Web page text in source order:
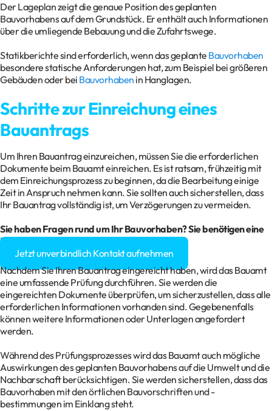
Der Lageplan zeigt die genaue Position des geplanten
Bauvorhabens auf dem Grundstück. Er enthält auch Informationen
über die umliegende Bebauung und die Zufahrtswege.
Statikberichte sind erforderlich, wenn das geplante Bauvorhaben
besondere statische Anforderungen hat, zum Beispiel bei größeren
Gebäuden oder bei Bauvorhaben in Hanglagen.
Schritte zur Einreichung eines
Bauantrags
Um Ihren Bauantrag einzureichen, müssen Sie die erforderlichen
Dokumente beim Bauamt einreichen. Es ist ratsam, frühzeitig mit
dem Einreichungsprozess zu beginnen, da die Bearbeitung einige
Zeit in Anspruch nehmen kann. Sie sollten auch sicherstellen, dass
Ihr Bauantrag vollständig ist, um Verzögerungen zu vermeiden.
Sie haben Fragen rund um Ihr Bauvorhaben? Sie benötigen eine
Baugenehmigung?
Jetzt unverbindlich Kontakt aufnehmen
Nachdem Sie Ihren Bauantrag eingereicht haben, wird das Bauamt
eine umfassende Prüfung durchführen. Sie werden die
eingereichten Dokumente überprüfen, um sicherzustellen, dass alle
erforderlichen Informationen vorhanden sind. Gegebenenfalls
können weitere Informationen oder Unterlagen angefordert
werden.
Während des Prüfungsprozesses wird das Bauamt auch mögliche
Auswirkungen des geplanten Bauvorhabens auf die Umwelt und die
Nachbarschaft berücksichtigen. Sie werden sicherstellen, dass das
Bauvorhaben mit den örtlichen Bauvorschriften und -
bestimmungen im Einklang steht.